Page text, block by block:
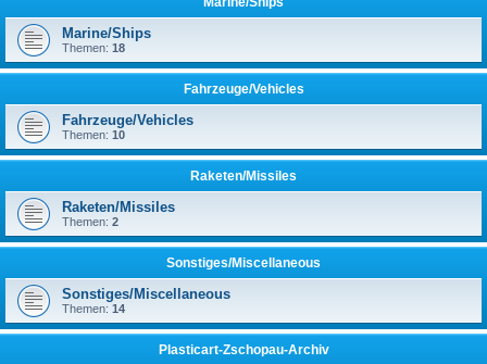
Marine/Ships
Themen: 18
Fahrzeuge/Vehicles
Fahrzeuge/Vehicles
Themen: 10
Raketen/Missiles
Raketen/Missiles
Themen: 2
Sonstiges/Miscellaneous
Sonstiges/Miscellaneous
Themen: 14
Plasticart-Zschopau-Archiv